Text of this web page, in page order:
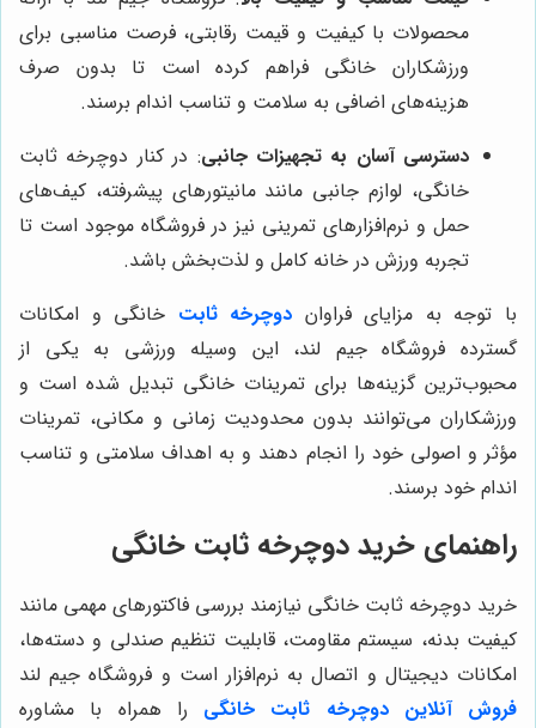
محصولات با کیفیت و قیمت رقابتی، فرصت مناسبی برای
ورزشکاران خانگی فراهم کرده است تا بدون صرف
هزینه‌های اضافی به سلامت و تناسب اندام برسند.
دسترسی آسان به تجهیزات جانبی: در کنار دوچرخه ثابت
خانگی، لوازم جانبی مانند مانیتورهای پیشرفته، کیف‌های
حمل و نرم‌افزارهای تمرینی نیز در فروشگاه موجود است تا
تجربه ورزش در خانه کامل و لذت‌بخش باشد.
با توجه به مزایای فراوان دوچرخه ثابت خانگی و امکانات
گسترده فروشگاه جیم لند، این وسیله ورزشی به یکی از
محبوب‌ترین گزینه‌ها برای تمرینات خانگی تبدیل شده است و
ورزشکاران می‌توانند بدون محدودیت زمانی و مکانی، تمرینات
مؤثر و اصولی خود را انجام دهند و به اهداف سلامتی و تناسب
اندام خود برسند.
راهنمای خرید دوچرخه ثابت خانگی
خرید دوچرخه ثابت خانگی نیازمند بررسی فاکتورهای مهمی مانند
کیفیت بدنه، سیستم مقاومت، قابلیت تنظیم صندلی و دسته‌ها،
امکانات دیجیتال و اتصال به نرم‌افزار است و فروشگاه جیم لند
فروش آنلاین دوچرخه ثابت خانگی را همراه با مشاوره